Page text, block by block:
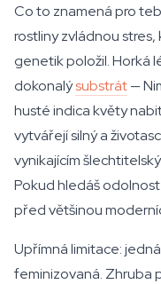
Co to znamená pro
rostliny zvládnou
genetik položil. Horká
dokonalýsubstrát—
husté indica květy
vytvářejí silný a
vynikajícím
Pokud hledáš
před většinou
Upřímná limitace:
feminizovaná. Zhruba